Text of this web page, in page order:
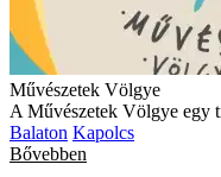
Művészetek Völgye
A Művészetek Völgye egy
Balaton Kapolcs
Bővebben